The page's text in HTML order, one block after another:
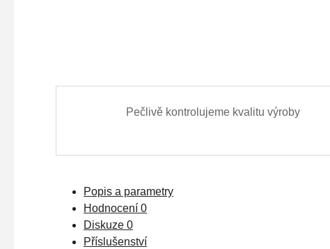
Pečlivě kontrolujeme kvalitu výroby
Popis a parametry
Hodnocení 0
Diskuze 0
Příslušenství